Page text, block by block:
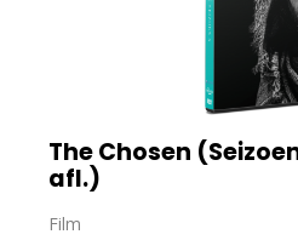
The Chosen
afl.)
Film